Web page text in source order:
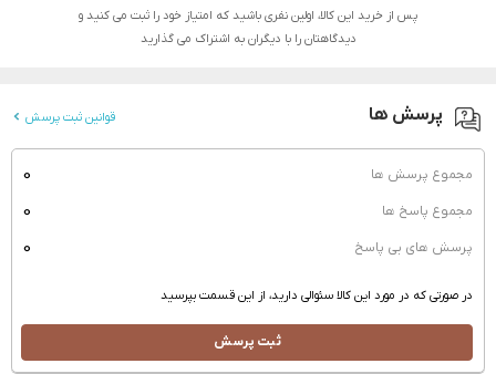
پس از خرید این کالا، اولین نفری باشید که امتیاز خود را ثبت می کنید و
دیدگاهتان را با دیگران به اشتراک می گذارید
پرسش ها قوانین ثبت پرسش
مجموع پرسش ها 0
مجموع پاسخ ها 0
پرسش های بی پاسخ 0
در صورتی که در مورد این کالا سئوالی دارید، از این قسمت بپرسید
ثبت پرسش